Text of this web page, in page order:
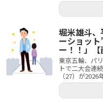
堀米雄斗
ーショッ
ー！！」【
東京五輪、パ
トで二大会連
（27）が